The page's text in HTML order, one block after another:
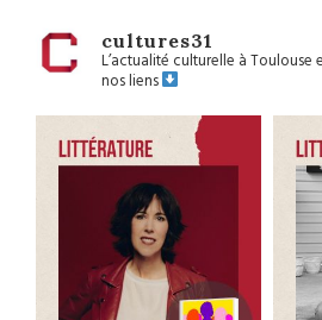
cultures31
L’actualité culturelle à Toulouse
nos liens